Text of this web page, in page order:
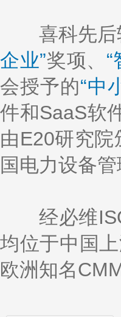
喜科先后
企业”奖项、
会授予的“中
件和SaaS软
由E20研究院
国电力设备
经必维ISO
均位于中国
欧洲知名